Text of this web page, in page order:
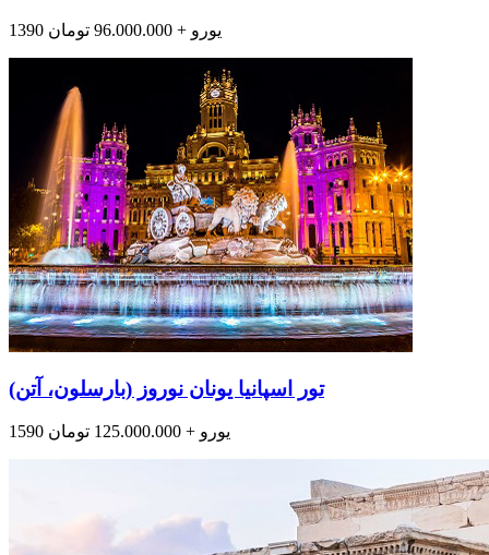
1390 یورو + 96.000.000 تومان
تور اسپانیا یونان نوروز (بارسلون، آتن)
1590 یورو + 125.000.000 تومان